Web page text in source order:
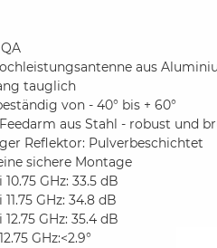
aus
tauglich
von - 40° bis + 60°
aus Stahl - robust und
Reflektor: Pulverbeschichtet
sichere Montage
GHz: 33.5 dB
GHz: 34.8 dB
GHz: 35.4 dB
GHz:<2.9°